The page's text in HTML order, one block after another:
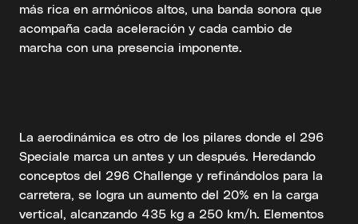
más rica en armónicos altos, una banda sonora que
acompaña cada aceleración y cada cambio de
marcha con una presencia imponente.
La aerodinámica es otro de los pilares donde el 296
Speciale marca un antes y un después. Heredando
conceptos del 296 Challenge y refinándolos para la
carretera, se logra un aumento del 20% en la carga
vertical, alcanzando 435 kg a 250 km/h. Elementos